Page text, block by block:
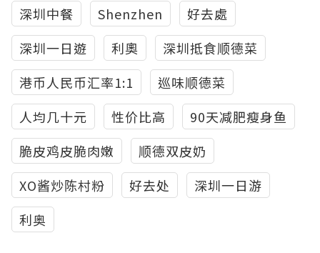
深圳中餐
Shenzhen
好去處
深圳一日遊
利奧
深圳抵食顺德菜
港币人民币汇率1:1
巡味顺德菜
人均几十元
性价比高
90天减肥瘦身鱼
脆皮鸡皮脆肉嫩
顺德双皮奶
XO酱炒陈村粉
好去处
深圳一日游
利奥